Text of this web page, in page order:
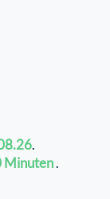
.
Minuten.